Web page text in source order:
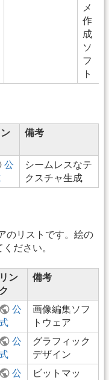
メ
作
成
ソ
フ
ト
備考
公
シームレスなテ
クスチャ生成
のリストです。絵の
ださい。
リン
ク
備考
公
画像編集ソフ
トウェア
公
グラフィック
デザイン
公 ビットマッ